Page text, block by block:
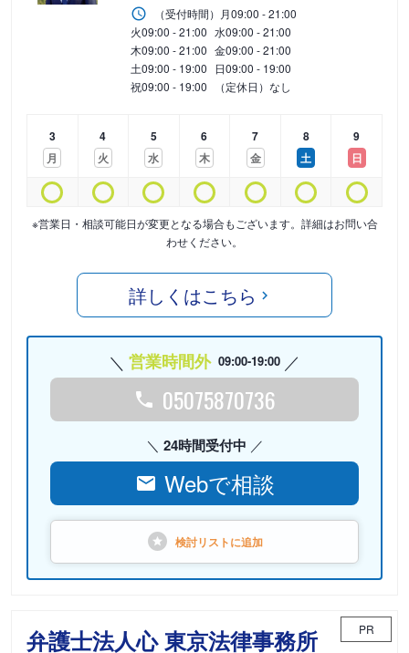
（受付時間） 月09:00 - 21:00
火09:00 - 21:00 水09:00 - 21:00
木09:00 - 21:00 金09:00 - 21:00
土09:00 - 19:00 日09:00 - 19:00
祝09:00 - 19:00 （定休日）なし
3
月
4
火
5
水
6
木
7
金
8
土
9
日
※営業日・相談可能日が変更となる場合もございます。詳細はお問い合
わせください。
詳しくはこちら
営業時間外 09:00-19:00
05075870736
24時間受付中
Webで相談
検討リストに追加
弁護士法人心 東京法律事務所 PR